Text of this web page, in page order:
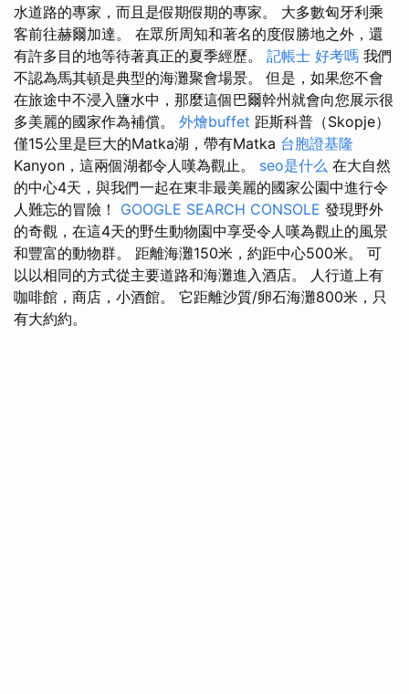
水道路的專家，而且是假期假期的專家。 大多數匈牙利乘
客前往赫爾加達。 在眾所周知和著名的度假勝地之外，還
有許多目的地等待著真正的夏季經歷。 記帳士 好考嗎 我們
不認為馬其頓是典型的海灘聚會場景。 但是，如果您不會
在旅途中不浸入鹽水中，那麼這個巴爾幹州就會向您展示很
多美麗的國家作為補償。 外燴buffet 距斯科普（Skopje）
僅15公里是巨大的Matka湖，帶有Matka 台胞證基隆
Kanyon，這兩個湖都令人嘆為觀止。 seo是什么 在大自然
的中心4天，與我們一起在東非最美麗的國家公園中進行令
人難忘的冒險！ GOOGLE SEARCH CONSOLE 發現野外
的奇觀，在這4天的野生動物園中享受令人嘆為觀止的風景
和豐富的動物群。 距離海灘150米，約距中心500米。 可
以以相同的方式從主要道路和海灘進入酒店。 人行道上有
咖啡館，商店，小酒館。 它距離沙質/卵石海灘800米，只
有大約約。